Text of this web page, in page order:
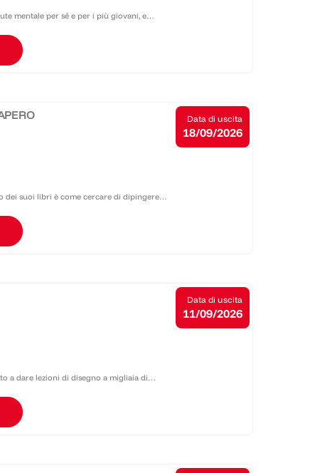
mentale per sé e per i più giovani, e
Mazzucchelli scrive e lavora per
dei suoi libri è come cercare di dipingere
esperire l'incredibile mix di
Data di uscita
18/09/2026
a dare lezioni di disegno a migliaia di
e poi da "Tutti possono disegnare...
Data di uscita
11/09/2026